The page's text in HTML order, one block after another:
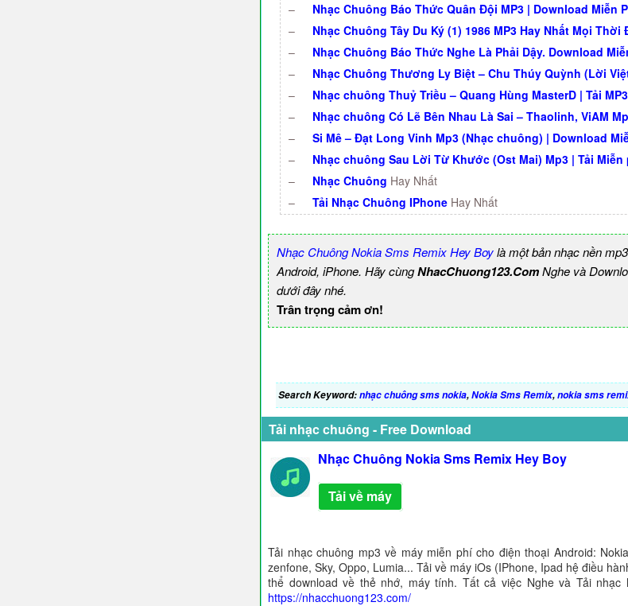
–
Nhạc Chuông Báo Thức Quân Đội MP3 | Download Miễn
–
Nhạc Chuông Tây Du Ký (1) 1986 MP3 Hay Nhất Mọi Thời
–
Nhạc Chuông Báo Thức Nghe Là Phải Dậy. Download
–
Nhạc Chuông Thương Ly Biệt – Chu Thúy Quỳnh (Lời
–
Nhạc chuông Thuỷ Triều – Quang Hùng MasterD | Tải MP3
–
Nhạc chuông Có Lẽ Bên Nhau Là Sai – Thaolinh, ViAM
–
Si Mê – Đạt Long Vinh Mp3 (Nhạc chuông) | Download
–
Nhạc chuông Sau Lời Từ Khước (Ost Mai) Mp3 | Tải Miễn
–
Nhạc Chuông Hay Nhất
–
Tải Nhạc Chuông IPhone Hay Nhất
Nhạc Chuông Nokia Sms Remix Hey Boylà một bản nhạc nền
Android, iPhone. Hãy cùngNhacChuong123.ComNghe và
dưới đây nhé.
Trân trọng cảm ơn!
Search Keyword:nhạc chuông sms nokia,Nokia Sms Remix,nokia sms
Tải nhạc chuông - Free Download
Nhạc Chuông Nokia Sms Remix Hey Boy
Tải về máy
Tải nhạc chuông mp3 về máy miễn phí cho điện thoại Android:
zenfone, Sky, Oppo, Lumia... Tải về máy iOs (IPhone, Ipad hệ điều
thể download về thẻ nhớ, máy tính. Tất cả việc Nghe và Tải nhạc
https://nhacchuong123.com/